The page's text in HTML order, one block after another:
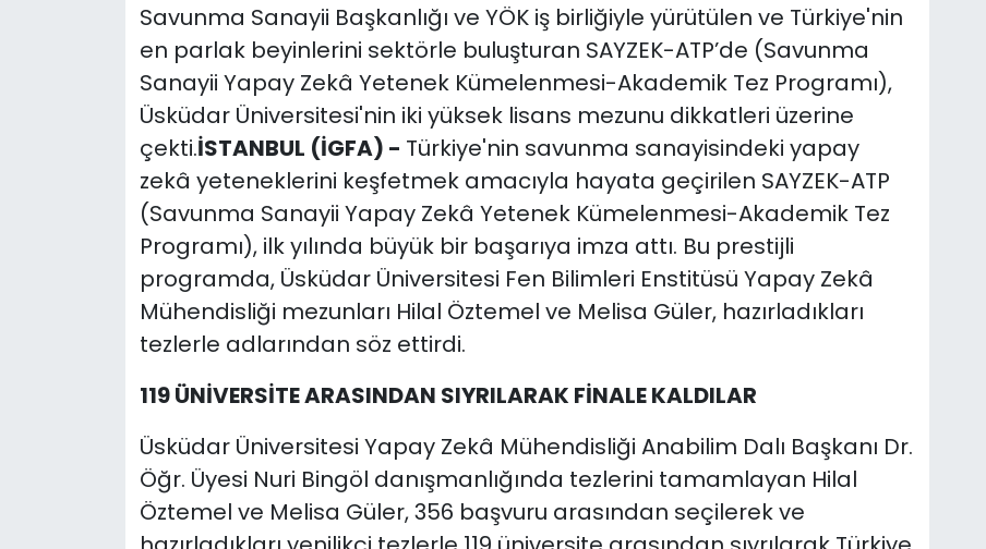
Savunma Sanayii Başkanlığı ve YÖK iş birliğiyle yürütülen ve Türkiye'nin
en parlak beyinlerini sektörle buluşturan SAYZEK-ATP’de (Savunma
Sanayii Yapay Zekâ Yetenek Kümelenmesi-Akademik Tez Programı),
Üsküdar Üniversitesi'nin iki yüksek lisans mezunu dikkatleri üzerine
çekti.İSTANBUL (İGFA) - Türkiye'nin savunma sanayisindeki yapay
zekâ yeteneklerini keşfetmek amacıyla hayata geçirilen SAYZEK-ATP
(Savunma Sanayii Yapay Zekâ Yetenek Kümelenmesi-Akademik Tez
Programı), ilk yılında büyük bir başarıya imza attı. Bu prestijli
programda, Üsküdar Üniversitesi Fen Bilimleri Enstitüsü Yapay Zekâ
Mühendisliği mezunları Hilal Öztemel ve Melisa Güler, hazırladıkları
tezlerle adlarından söz ettirdi.
119 ÜNİVERSİTE ARASINDAN SIYRILARAK FİNALE KALDILAR
Üsküdar Üniversitesi Yapay Zekâ Mühendisliği Anabilim Dalı Başkanı Dr.
Öğr. Üyesi Nuri Bingöl danışmanlığında tezlerini tamamlayan Hilal
Öztemel ve Melisa Güler, 356 başvuru arasından seçilerek ve